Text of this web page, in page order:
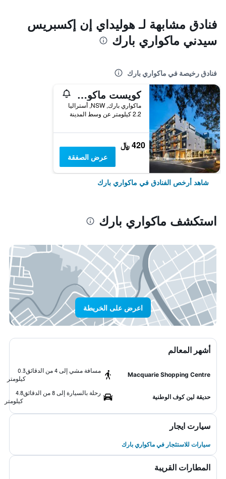
فنادق مشابهة لـ هوليداي إن إكسبريس
سيدني ماكواري بارك
فنادق رخيصة في ماكواري بارك
كويست ماكوري بارك
ماكواري بارك, NSW, أستراليا
2.2 كيلومتر عن وسط المدينة
420 ﷼
عرض الصفقة
شاهد أرخص الفنادق في ماكواري بارك
استكشف ماكواري بارك
اعرض على الخريطة
أشهر المعالم
Macquarie Shopping Centre
مسافة مشي إلى 4 من الدقائق
0.3
كيلومتر
حديقة لين كوف الوطنية
رحلة بالسيارة إلى 8 من الدقائق
4.8
كيلومتر
سيارت ايجار
سيارات للاستئجار في ماكواري بارك
المطارات القريبة